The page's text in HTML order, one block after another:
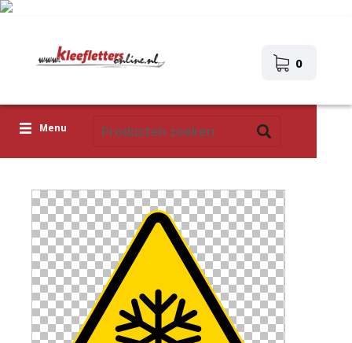
0
Menu
Pictogrammen
Zelfklevende afbeeldingen
Upload je eigen ontwerp
Corona Covid-19